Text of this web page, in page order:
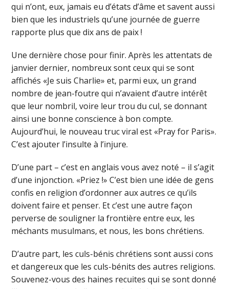
qui n’ont, eux, jamais eu d’états d’âme et savent aussi
bien que les industriels qu’une journée de guerre
rapporte plus que dix ans de paix !
Une dernière chose pour finir. Après les attentats de
janvier dernier, nombreux sont ceux qui se sont
affichés «Je suis Charlie» et, parmi eux, un grand
nombre de jean-foutre qui n’avaient d’autre intérêt
que leur nombril, voire leur trou du cul, se donnant
ainsi une bonne conscience à bon compte.
Aujourd’hui, le nouveau truc viral est «Pray for Paris».
C’est ajouter l’insulte à l’injure.
D’une part – c’est en anglais vous avez noté – il s’agit
d’une injonction. «Priez !» C’est bien une idée de gens
confis en religion d’ordonner aux autres ce qu’ils
doivent faire et penser. Et c’est une autre façon
perverse de souligner la frontière entre eux, les
méchants musulmans, et nous, les bons chrétiens.
D’autre part, les culs-bénis chrétiens sont aussi cons
et dangereux que les culs-bénits des autres religions.
Souvenez-vous des haines recuites qui se sont donné